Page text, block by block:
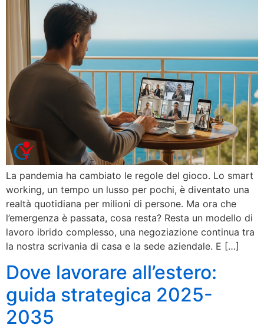
La pandemia ha cambiato le regole del gioco. Lo smart
working, un tempo un lusso per pochi, è diventato una
realtà quotidiana per milioni di persone. Ma ora che
l’emergenza è passata, cosa resta? Resta un modello di
lavoro ibrido complesso, una negoziazione continua tra
la nostra scrivania di casa e la sede aziendale. E […]
Dove lavorare all’estero:
guida strategica 2025-
2035